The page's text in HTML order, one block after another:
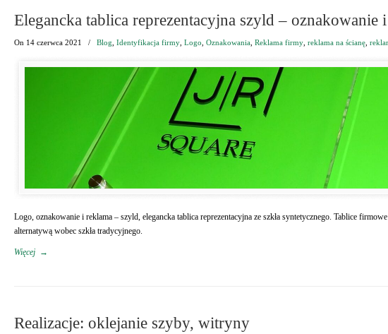
Elegancka tablica reprezentacyjna szyld – oznakowanie
On 14 czerwca 2021 / Blog Identyfikacja firmy Logo Oznakowania Reklama firmy reklama na ścianę
Logo, oznakowanie i reklama – szyld, elegancka tablica reprezentacyjna ze szkła syntetycznego. Tablice
alternatywą wobec szkła tradycyjnego.
Więcej →
Realizacje: oklejanie szyby, witryny